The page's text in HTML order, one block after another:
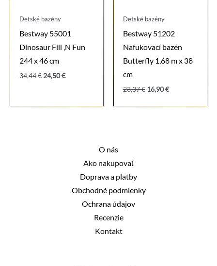
Detské bazény
Bestway 55001
Dinosaur Fill ‚N Fun
244 x 46 cm
34,44€ Pôvodná
24,50€Aktuálna
Detské bazény
Bestway 51202
Nafukovací bazén
Butterfly 1,68 m x 38
cm
23,37€ Pôvodná
bola:
16,90€Aktuálna
je:
O nás
Ako nakupovať
Doprava a platby
Obchodné podmienky
Ochrana údajov
Recenzie
Kontakt